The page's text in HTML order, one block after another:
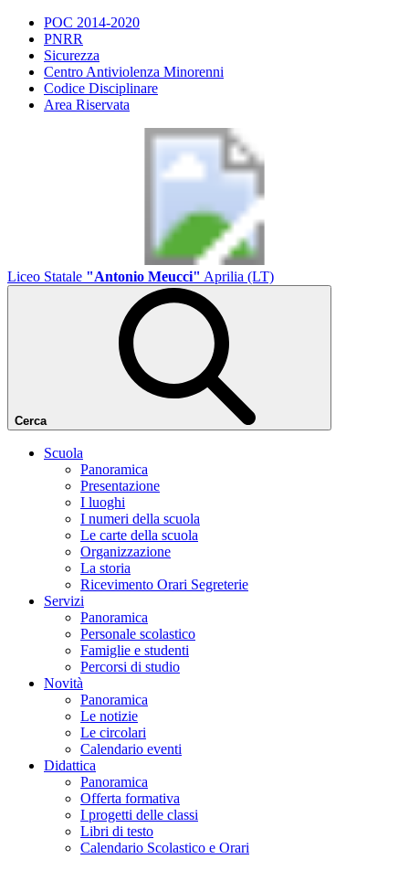
POC 2014-2020
PNRR
Sicurezza
Centro Antiviolenza Minorenni
Codice Disciplinare
Area Riservata
Liceo Statale "Antonio Meucci" Aprilia (LT)
Cerca
Scuola
Panoramica
Presentazione
I luoghi
I numeri della scuola
Le carte della scuola
Organizzazione
La storia
Ricevimento Orari Segreterie
Servizi
Panoramica
Personale scolastico
Famiglie e studenti
Percorsi di studio
Novità
Panoramica
Le notizie
Le circolari
Calendario eventi
Didattica
Panoramica
Offerta formativa
I progetti delle classi
Libri di testo
Calendario Scolastico e Orari